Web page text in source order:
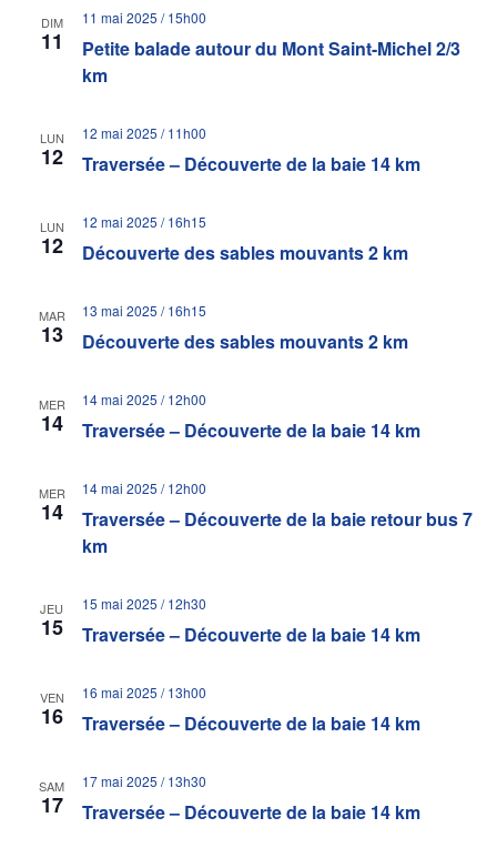
DIM
11
Petite balade autour du Mont Saint-Michel 2/3
km
11 mai 2025 / 15h00
LUN
12 Traversée – Découverte de la baie 14 km
12 mai 2025 / 11h00
LUN
12 Découverte des sables mouvants 2 km
12 mai 2025 / 16h15
MAR
13 Découverte des sables mouvants 2 km
13 mai 2025 / 16h15
MER
14 Traversée – Découverte de la baie 14 km
14 mai 2025 / 12h00
MER
14
Traversée – Découverte de la baie retour bus 7
km
14 mai 2025 / 12h00
JEU
15 Traversée – Découverte de la baie 14 km
15 mai 2025 / 12h30
VEN
16 Traversée – Découverte de la baie 14 km
16 mai 2025 / 13h00
SAM
17 Traversée – Découverte de la baie 14 km
17 mai 2025 / 13h30